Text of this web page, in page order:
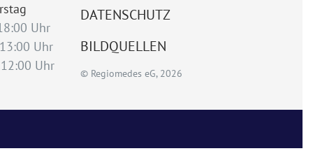
Uhr
Uhr
Uhr
DATENSCHUTZ
BILDQUELLEN
© Regiomedes eG, 2026